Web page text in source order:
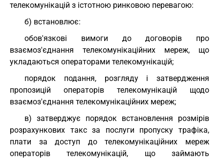
телекомунікацій з істотною ринковою перевагою:
б) встановлює:
обов'язкові вимоги до договорів про
взаємоз'єднання телекомунікаційних мереж, що
укладаються операторами телекомунікацій;
порядок подання, розгляду і затвердження
пропозицій операторів телекомунікацій щодо
взаємоз'єднання телекомунікаційних мереж;
в) затверджує порядок встановлення розмірів
розрахункових такс за послуги пропуску трафіка,
плати за доступ до телекомунікаційних мереж
операторів телекомунікацій, що займають